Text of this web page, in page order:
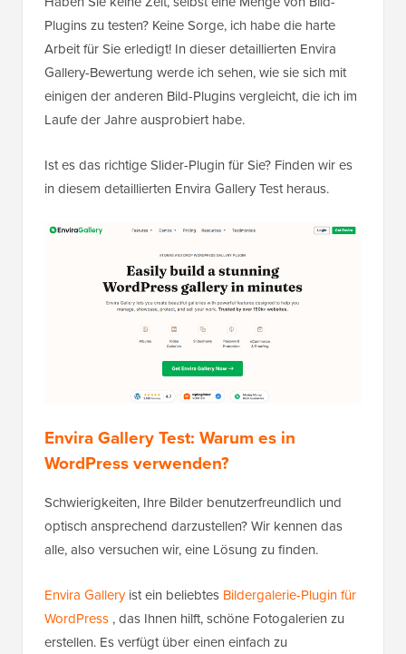
Plugins zu testen? Keine Sorge, ich habe die harte
Arbeit für Sie erledigt! In dieser detaillierten Envira
Gallery-Bewertung werde ich sehen, wie sie sich mit
einigen der anderen Bild-Plugins vergleicht, die ich im
Laufe der Jahre ausprobiert habe.
Ist es das richtige Slider-Plugin für Sie? Finden wir es
in diesem detaillierten Envira Gallery Test heraus.
Envira Gallery Test: Warum es in
WordPress verwenden?
Schwierigkeiten, Ihre Bilder benutzerfreundlich und
optisch ansprechend darzustellen? Wir kennen das
alle, also versuchen wir, eine Lösung zu finden.
Envira Galleryist ein beliebtes Bildergalerie-Plugin für
WordPress , das Ihnen hilft, schöne Fotogalerien zu
erstellen. Es verfügt über einen einfach zu